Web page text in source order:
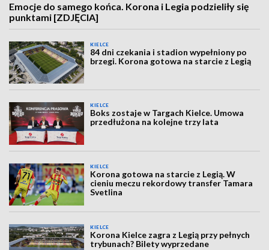
Emocje do samego końca. Korona i Legia podzieliły się
punktami [ZDJĘCIA]
KIELCE
84 dni czekania i stadion wypełniony po
brzegi. Korona gotowa na starcie z Legią
KIELCE
Boks zostaje w Targach Kielce. Umowa
przedłużona na kolejne trzy lata
KIELCE
Korona gotowa na starcie z Legią. W
cieniu meczu rekordowy transfer Tamara
Svetlina
KIELCE
Korona Kielce zagra z Legią przy pełnych
trybunach? Bilety wyprzedane